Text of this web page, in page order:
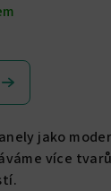
jako
více